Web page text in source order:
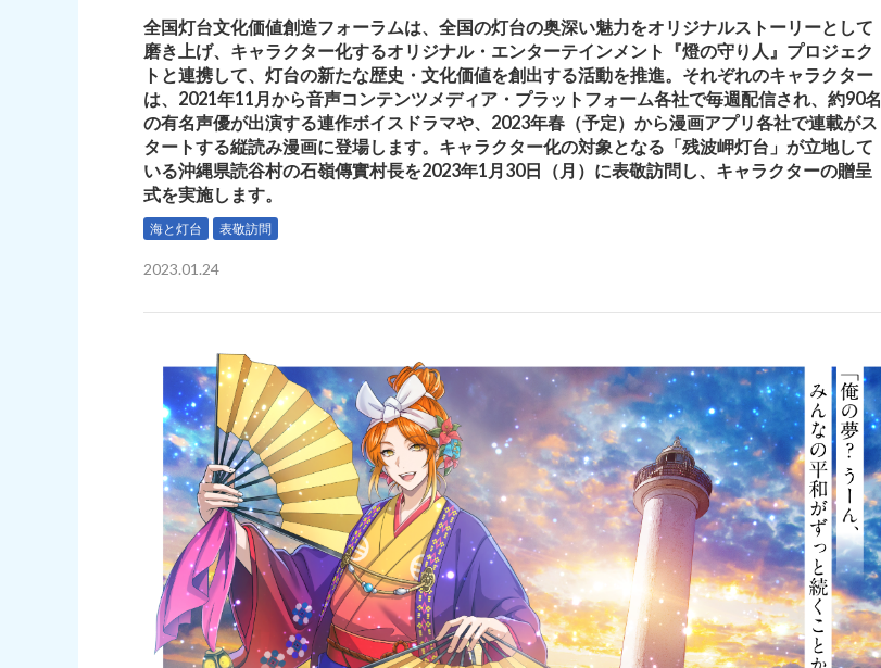
全国灯台文化価値創造フォーラムは、全国の灯台の奥深い魅力をオリジナルストーリーとして
磨き上げ、キャラクター化するオリジナル・エンターテインメント『燈の守り人』プロジェク
トと連携して、灯台の新たな歴史・文化価値を創出する活動を推進。それぞれのキャラクター
は、2021年11月から音声コンテンツメディア・プラットフォーム各社で毎週配信され、約90名
の有名声優が出演する連作ボイスドラマや、2023年春（予定）から漫画アプリ各社で連載がス
タートする縦読み漫画に登場します。キャラクター化の対象となる「残波岬灯台」が立地して
いる沖縄県読谷村の石嶺傳實村長を2023年1月30日（月）に表敬訪問し、キャラクターの贈呈
式を実施します。
海と灯台 表敬訪問
2023.01.24